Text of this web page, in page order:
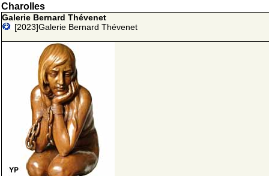
Charolles
Galerie Bernard Thévenet
[2023]Galerie Bernard Thévenet